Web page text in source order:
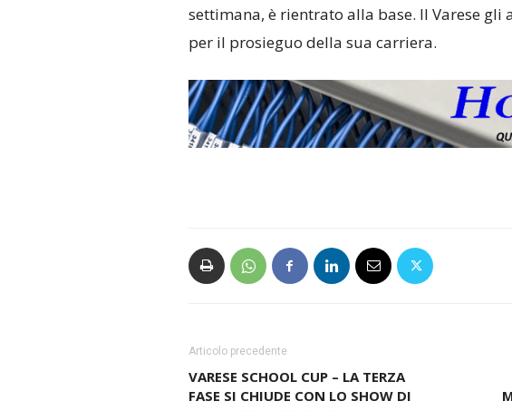
settimana, è rientrato alla base. Il Varese
per il prosieguo della sua carriera.
Articolo precedente
VARESE SCHOOL CUP – LA TERZA
FASE SI CHIUDE CON LO SHOW DI